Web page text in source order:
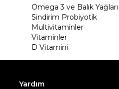
Omega 3 ve Balık Yağları
Sindirim Probiyotik
Multivitaminler
Vitaminler
D Vitamini
Yardım